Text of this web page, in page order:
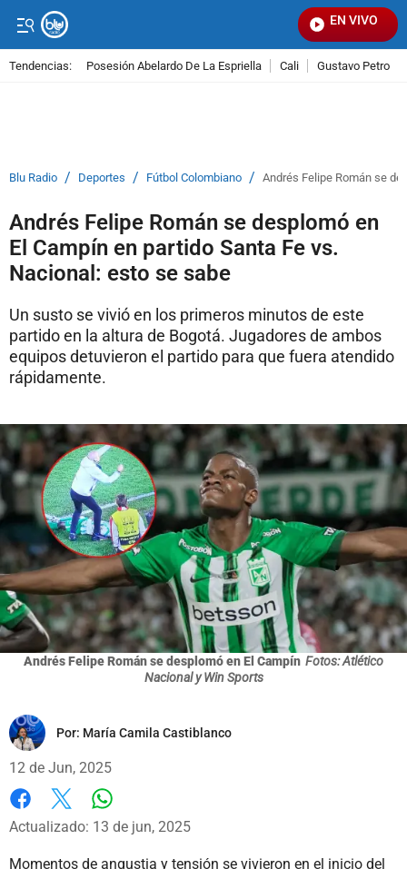
EN VIVO
Tendencias: Posesión Abelardo De La Espriella Cali Gustavo Petro
Blu Radio / Deportes / Fútbol Colombiano / Andrés Felipe Román se
Andrés Felipe Román se desplomó en
El Campín en partido Santa Fe vs.
Nacional: esto se sabe
Un susto se vivió en los primeros minutos de este
partido en la altura de Bogotá. Jugadores de ambos
equipos detuvieron el partido para que fuera atendido
rápidamente.
Andrés Felipe Román se desplomó en El Campín Fotos: Atlético
Nacional y Win Sports
Por: María Camila Castiblanco
12 de Jun, 2025
Facebook
X
Actualizado: 13 de jun, 2025
Momentos de angustia y tensión se vivieron en el inicio del